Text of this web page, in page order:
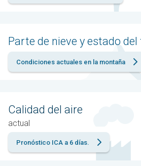
Parte de nieve y estado
Condiciones actuales en la montaña
Calidad del aire
actual
Pronóstico ICA a 6 días.